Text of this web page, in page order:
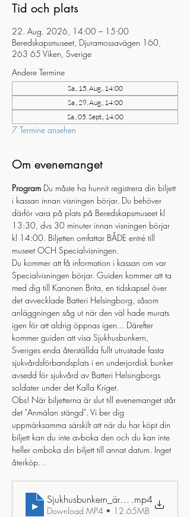
Tid och plats
22. Aug. 2026, 14:00 – 15:00
Beredskapsmuseet, Djuramossavägen 160,
263 65 Viken, Sverige
Andere Termine
Sa., 15. Aug., 14:00
Sa., 29. Aug., 14:00
Sa., 05. Sept., 14:00
7 Termine ansehen
Om evenemanget
Program Du måste ha hunnit registrera din biljett
i kassan innan visningen börjar. Du behöver
därför vara på plats på Beredskapsmuseet kl
13:30, dvs 30 minuter innan visningen börjar
kl 14:00. Biljetten omfattar BÅDE entré till
museet OCH Specialvisningen.
Du kommer att få information i kassan om var
Specialvisningen börjar. Guiden kommer att ta
med dig till Kanonen Brita, en tidskapsel över
det avvecklade Batteri Helsingborg, såsom
anläggningen såg ut när den väl hade murats
igen för att aldrig öppnas igen... Därefter
kommer guiden att visa Sjukhusbunkern,
Sveriges enda återställda fullt utrustade fasta
sjukvårdsförbandsplats i en underjordisk bunker
avsedd för sjukvård av Batteri Helsingborgs
soldater under det Kalla Kriget.
Obs! När biljetterna är slut till evenemanget står
det "Anmälan stängd". Vi ber dig
uppmärksamma särskilt att när du har köpt din
biljett kan du inte avboka den och du kan inte
heller omboka din biljett till annat datum. Inget
återköp…
.mp4
Download MP4 • 12.65MB